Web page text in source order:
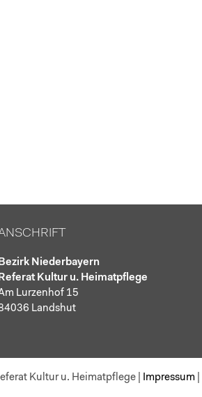
Bezirk Niederbayern
Referat Kultur u. Heimatpflege
Lurzenhof 15
Landshut
Kultur u. Heimatpflege| Impressum|